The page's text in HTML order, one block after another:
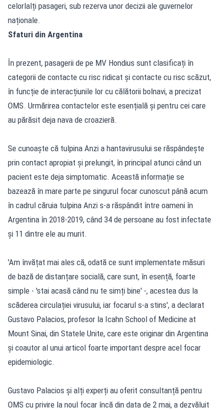
celorlalți pasageri, sub rezerva unor decizii ale guvernelor
naționale.
Sfaturi din Argentina
În prezent, pasagerii de pe MV Hondius sunt clasificați în
categorii de contacte cu risc ridicat și contacte cu risc scăzut,
în funcție de interacțiunile lor cu călătorii bolnavi, a precizat
OMS. Urmărirea contactelor este esențială și pentru cei care
au părăsit deja nava de croazieră.
Se cunoaște că tulpina Anzi a hantavirusului se răspândește
prin contact apropiat și prelungit, în principal atunci când un
pacient este deja simptomatic. Această informație se
bazează în mare parte pe singurul focar cunoscut până acum
în cadrul căruia tulpina Anzi s-a răspândit între oameni în
Argentina în 2018-2019, când 34 de persoane au fost infectate
și 11 dintre ele au murit.
'Am învățat mai ales că, odată ce sunt implementate măsuri
de bază de distanțare socială, care sunt, în esență, foarte
simple - 'stai acasă când nu te simți bine' -, acestea dus la
scăderea circulației virusului, iar focarul s-a stins', a declarat
Gustavo Palacios, profesor la Icahn School of Medicine at
Mount Sinai, din Statele Unite, care este originar din Argentina
și coautor al unui articol foarte important despre acel focar
epidemiologic.
Gustavo Palacios și alți experți au oferit consultanță pentru
OMS cu privire la noul focar încă din data de 2 mai, a dezvăluit